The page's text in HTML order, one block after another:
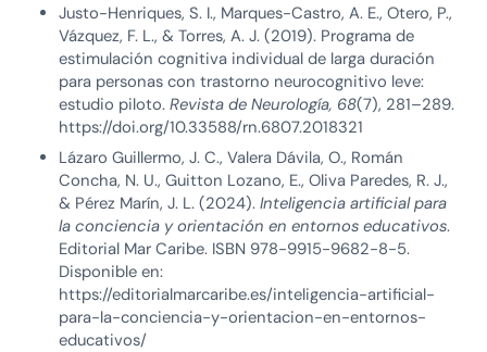
Justo-Henriques, S. I., Marques-Castro, A. E., Otero, P.,
Vázquez, F. L., & Torres, A. J. (2019). Programa de
estimulación cognitiva individual de larga duración
para personas con trastorno neurocognitivo leve:
estudio piloto.Revista de Neurología, 68(7), 281–289.
https://doi.org/10.33588/rn.6807.2018321
Lázaro Guillermo, J. C., Valera Dávila, O., Román
Concha, N. U., Guitton Lozano, E., Oliva Paredes, R. J.,
& Pérez Marín, J. L. (2024).Inteligencia artificial para
la conciencia y orientación en entornos educativos.
Editorial Mar Caribe. ISBN 978-9915-9682-8-5.
Disponible en:
https://editorialmarcaribe.es/inteligencia-artificial-
para-la-conciencia-y-orientacion-en-entornos-
educativos/